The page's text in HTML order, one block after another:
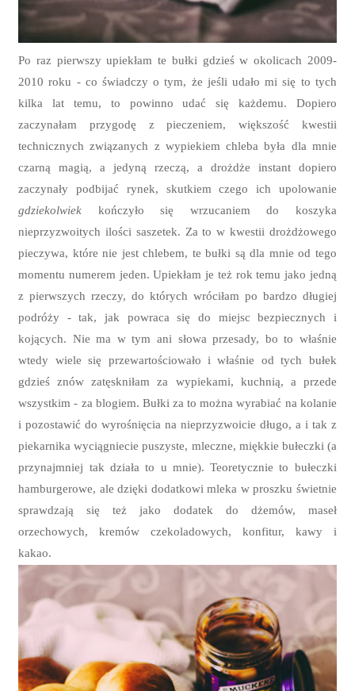
Po raz pierwszy upiekłam te bułki gdzieś w okolicach 2009-
2010 roku - co świadczy o tym, że jeśli udało mi się to tych
kilka lat temu, to powinno udać się każdemu. Dopiero
zaczynałam przygodę z pieczeniem, większość kwestii
technicznych związanych z wypiekiem chleba była dla mnie
czarną magią, a jedyną rzeczą, a drożdże instant dopiero
zaczynały podbijać rynek, skutkiem czego ich upolowanie
gdziekolwiek kończyło się wrzucaniem do koszyka
nieprzyzwoitych ilości saszetek. Za to w kwestii drożdżowego
pieczywa, które nie jest chlebem, te bułki są dla mnie od tego
momentu numerem jeden. Upiekłam je też rok temu jako jedną
z pierwszych rzeczy, do których wróciłam po bardzo długiej
podróży - tak, jak powraca się do miejsc bezpiecznych i
kojących. Nie ma w tym ani słowa przesady, bo to właśnie
wtedy wiele się przewartościowało i właśnie od tych bułek
gdzieś znów zatęskniłam za wypiekami, kuchnią, a przede
wszystkim - za blogiem. Bułki za to można wyrabiać na kolanie
i pozostawić do wyrośnięcia na nieprzyzwoicie długo, a i tak z
piekarnika wyciągniecie puszyste, mleczne, miękkie bułeczki (a
przynajmniej tak działa to u mnie). Teoretycznie to bułeczki
hamburgerowe, ale dzięki dodatkowi mleka w proszku świetnie
sprawdzają się też jako dodatek do dżemów, maseł
orzechowych, kremów czekoladowych, konfitur, kawy i
kakao.